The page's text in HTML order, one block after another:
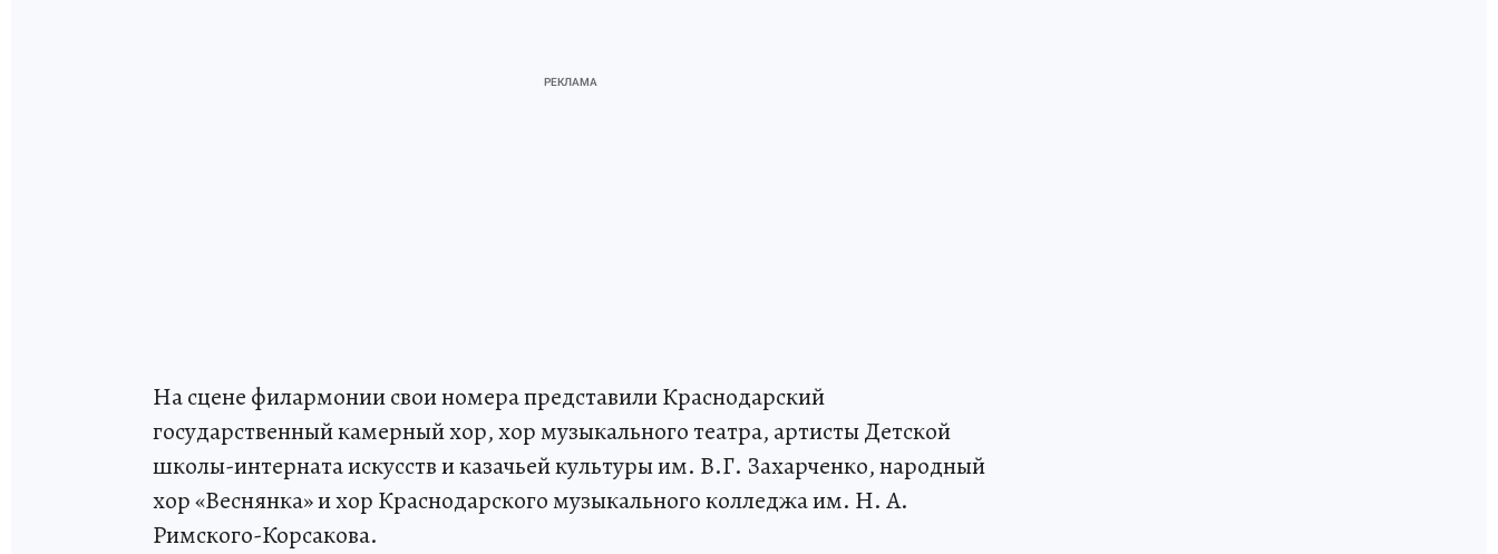
На сцене филармонии свои номера представили Краснодарский
государственный камерный хор, хор музыкального театра, артисты Детской
школы-интерната искусств и казачьей культуры им. В.Г. Захарченко, народный
хор «Веснянка» и хор Краснодарского музыкального колледжа им. Н. А.
Римского-Корсакова.